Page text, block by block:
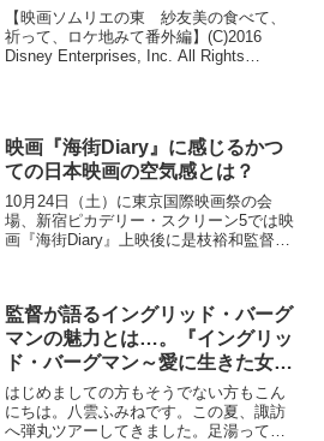
【映画ソムリエの東 紗友美の食べて、
祈って、ロケ地みて番外編】(C)2016
Disney Enterprises, Inc. All Rights
映画『海街Diary』に感じるかつ
ての日本映画の空気感とは？
10月24日（土）に東京国際映画祭の会
場、新宿ピカデリー・スクリーン5では映
画『海街Diary』上映後に是枝裕和監督と
女・幸（綾...
監督が語るイングリッド・バーグ
マンの魅力とは…。『イングリッ
ド・バーグマン～愛に生きた女優
～』初日舞台挨拶
はじめましての方もそうでない方もこん
にちは。八雲ふみねです。この夏、諏訪
へ弾丸ツアーしてきました。足湯って気